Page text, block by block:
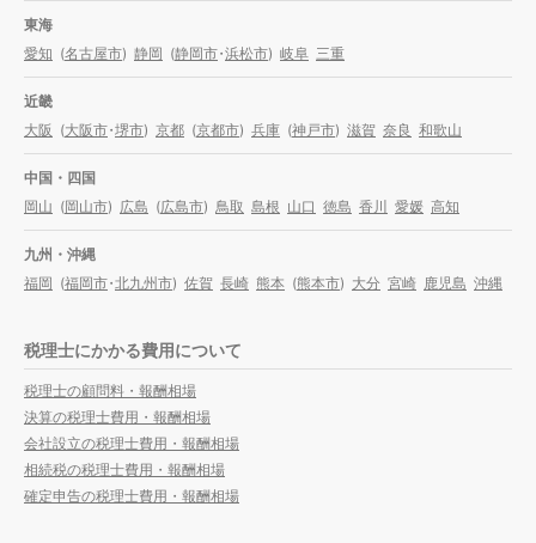
東海
愛知 (名古屋市) 静岡 (静岡市・浜松市) 岐阜 三重
近畿
大阪 (大阪市・堺市) 京都 (京都市) 兵庫 (神戸市) 滋賀 奈良 和歌山
中国・四国
岡山 (岡山市) 広島 (広島市) 鳥取 島根 山口 徳島 香川 愛媛 高知
九州・沖縄
福岡 (福岡市・北九州市) 佐賀 長崎 熊本 (熊本市) 大分 宮崎 鹿児島 沖縄
税理士にかかる費用について
税理士の顧問料・報酬相場
決算の税理士費用・報酬相場
会社設立の税理士費用・報酬相場
相続税の税理士費用・報酬相場
確定申告の税理士費用・報酬相場